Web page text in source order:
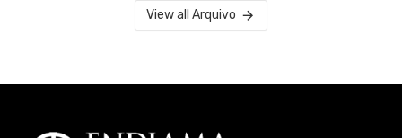
View all Arquivo